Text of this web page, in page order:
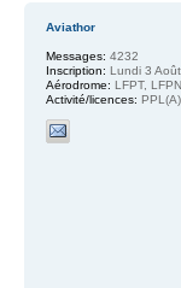
Aviathor
Messages: 4232
Inscription: Lundi 3
Aérodrome: LFPT, LFPN
Activité/licences: PPL(A)